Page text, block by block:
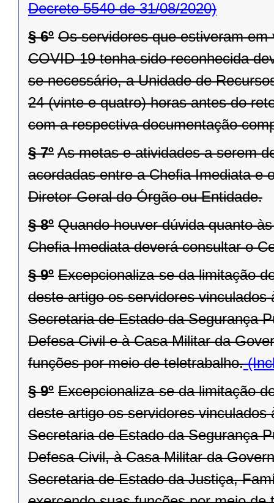
Decreto 5540 de 31/08/2020)
§ 6º Os servidores que estiveram
COVID-19 tenha sido reconhecida
se necessário, a Unidade de
24 (vinte e quatro) horas antes do
com a respectiva documentação
§ 7º As metas e atividades a serem
acordadas entre a Chefia Imediata e
Diretor-Geral do Órgão ou Entidade.
§ 8º Quando houver dúvida quanto
Chefia Imediata deverá consultar o
§ 9º Excepcionaliza-se da limitação
deste artigo os servidores
Secretaria de Estado da Segurança
Defesa Civil e à Casa Militar da
funções por meio de teletrabalho.
§ 9º Excepcionaliza-se da limitação
deste artigo os servidores
Secretaria de Estado da Segurança
Defesa Civil, à Casa Militar da
Secretaria de Estado da Justiça,